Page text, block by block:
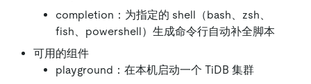
completion：为指定的 shell（bash、zsh、
fish、powershell）生成命令行自动补全脚本
可用的组件
playground：在本机启动一个 TiDB 集群